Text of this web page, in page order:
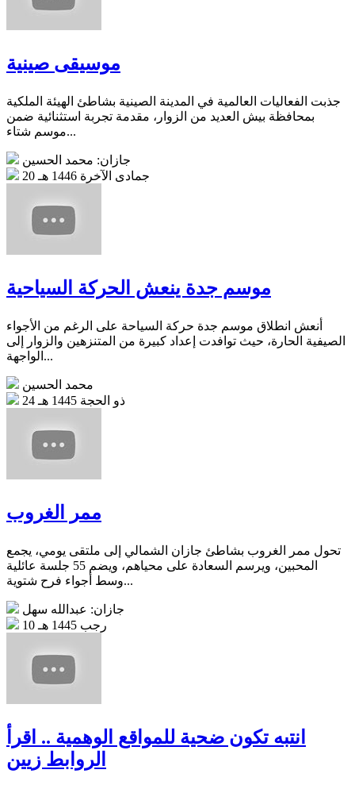
موسيقى صينية
جذبت الفعاليات العالمية في المدينة الصينية بشاطئ الهيئة الملكية
بمحافظة بيش العديد من الزوار، مقدمة تجربة استثنائية ضمن
موسم شتاء...
جازان: محمد الحسين
20 جمادى الآخرة 1446 هـ
موسم جدة ينعش الحركة السياحية
أنعش انطلاق موسم جدة حركة السياحة على الرغم من الأجواء
الصيفية الحارة، حيث توافدت إعداد كبيرة من المتنزهين والزوار إلى
الواجهة...
محمد الحسين
24 ذو الحجة 1445 هـ
ممر الغروب
تحول ممر الغروب بشاطئ جازان الشمالي إلى ملتقى يومي، يجمع
المحبين، ويرسم السعادة على محياهم، ويضم 55 جلسة عائلية
وسط أجواء فرح شتوية...
جازان: عبدالله سهل
10 رجب 1445 هـ
انتبه تكون ضحية للمواقع الوهمية .. اقرأ
الروابط زيين